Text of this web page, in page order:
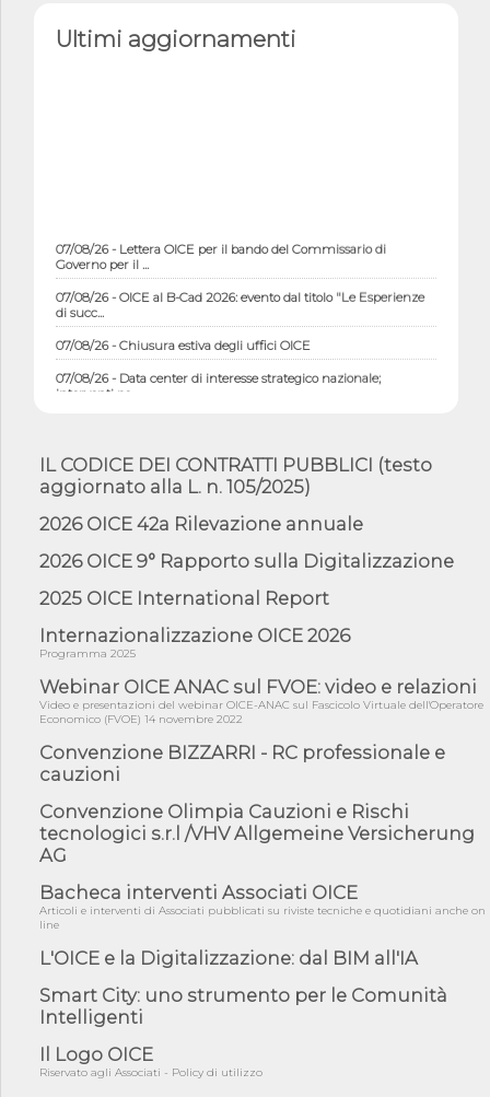
Ultimi aggiornamenti
07/08/26 - Lettera OICE per il bando del Commissario di
Governo per il ...
07/08/26 - OICE al B-Cad 2026: evento dal titolo "Le Esperienze
di succ...
07/08/26 - Chiusura estiva degli uffici OICE
07/08/26 - Data center di interesse strategico nazionale;
interventi pe...
07/08/26 - Ponte sullo Stretto di Messina: deliberata la
sussistenza di...
07/08/26 - Tunnel Brennero, dal Cipess via libera al quinto lotto
costr...
06/08/26 - Istat, produzione industriale in calo dell'1% a giugno,
06/08/26 - Dal 3 agosto in vigore l'obbligo di energie rinnovabili
con ...
06/08/26 - DL PA approvato in Cdm: contributi per
riqualificazione sism...
06/08/26 - CdM: approvato il d.lgs. di adeguamento all’AI Act in
mate...
06/08/26 - DDL delegazione europea in Cdm per recepimento
norme UE in m...
05/08/26 - DL Infrastrutture e PNRR è legge: approvata oggi la
fiducia...
05/08/26 - Focus OICE sul DDL di riforma della responsabilità
05/08/26 - Anac: pubblicata la Relazione illustrativa al Bando tipo
2 s...
05/08/26 - SAVE THE DATE: Assemblea Pubblica Confindustria
Professioni ...
05/08/26 - Successo OICE per il bando della Città metropolitana
di Reg...
05/08/26 - Lettera OICE per il bando della Giunta Regionale della
Campa...
IL CODICE DEI CONTRATTI PUBBLICI (testo
aggiornato alla L. n. 105/2025)
2026 OICE 42a Rilevazione annuale
2026 OICE 9° Rapporto sulla Digitalizzazione
2025 OICE International Report
Internazionalizzazione OICE 2026
Programma 2025
Webinar OICE ANAC sul FVOE: video e relazioni
Video e presentazioni del webinar OICE-ANAC sul Fascicolo Virtuale dell'Operatore
Economico (FVOE) 14 novembre 2022
Convenzione BIZZARRI - RC professionale e
cauzioni
Convenzione Olimpia Cauzioni e Rischi
tecnologici s.r.l /VHV Allgemeine Versicherung
AG
Bacheca interventi Associati OICE
Articoli e interventi di Associati pubblicati su riviste tecniche e quotidiani anche on
line
L'OICE e la Digitalizzazione: dal BIM all'IA
Smart City: uno strumento per le Comunità
Intelligenti
Il Logo OICE
Riservato agli Associati - Policy di utilizzo